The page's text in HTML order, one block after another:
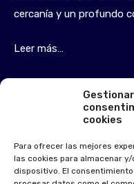
cookies
Para ofrecer las mejores
las cookies para almacenar
dispositivo. El
cercanía y un profundo
Leer más…
Quiénes somos
Comprar
Alquilar